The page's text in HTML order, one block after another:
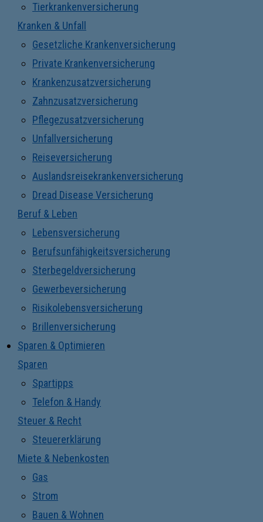
Tierkrankenversicherung
Kranken & Unfall
Gesetzliche Krankenversicherung
Private Krankenversicherung
Krankenzusatzversicherung
Zahnzusatzversicherung
Pflegezusatzversicherung
Unfallversicherung
Reiseversicherung
Auslandsreisekrankenversicherung
Dread Disease Versicherung
Beruf & Leben
Lebensversicherung
Berufsunfähigkeitsversicherung
Sterbegeldversicherung
Gewerbeversicherung
Risikolebensversicherung
Brillenversicherung
Sparen & Optimieren
Sparen
Spartipps
Telefon & Handy
Steuer & Recht
Steuererklärung
Miete & Nebenkosten
Gas
Strom
Bauen & Wohnen